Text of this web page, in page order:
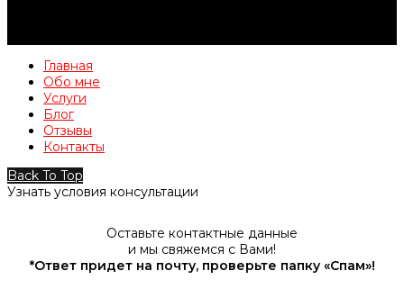
Главная
Обо мне
Услуги
Блог
Отзывы
Контакты
Back To Top
Узнать условия консультации
Оставьте контактные данные
и мы свяжемся с Вами!
*Ответ придет на почту, проверьте папку «Спам»!